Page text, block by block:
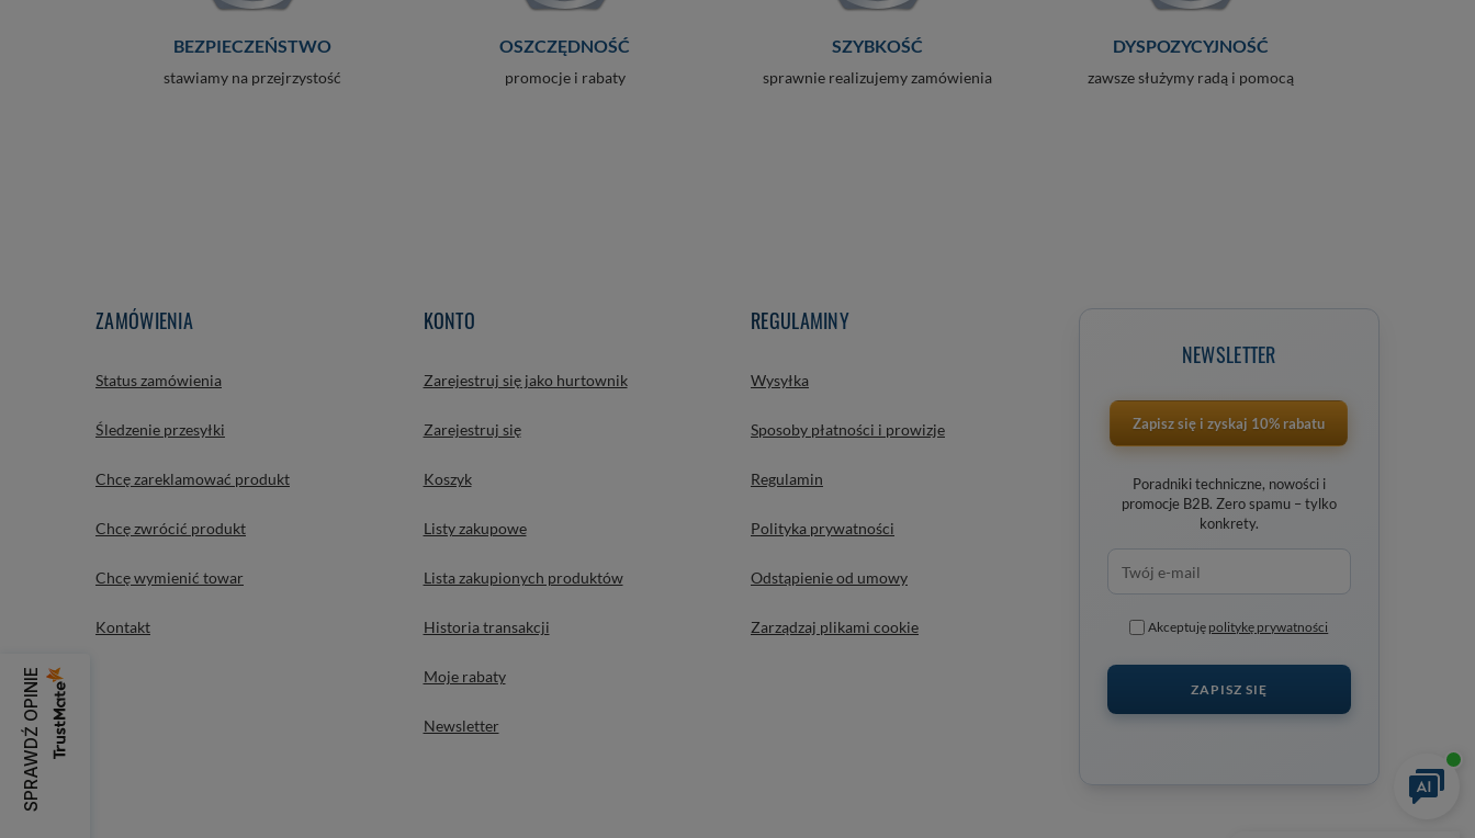
BEZPIECZEŃSTWO
stawiamy na przejrzystość
OSZCZĘDNOŚĆ
promocje i rabaty
SZYBKOŚĆ
sprawnie realizujemy zamówienia
DYSPOZYCYJNOŚĆ
zawsze służymy radą i pomocą
ZAMÓWIENIA
Status zamówienia
Śledzenie przesyłki
Chcę zareklamować produkt
Chcę zwrócić produkt
Chcę wymienić towar
Kontakt
KONTO
Zarejestruj się jako hurtownik
Zarejestruj się
Koszyk
Listy zakupowe
Lista zakupionych produktów
Historia transakcji
Moje rabaty
Newsletter
REGULAMINY
Wysyłka
Sposoby płatności i prowizje
Regulamin
Polityka prywatności
Odstąpienie od umowy
Zarządzaj plikami cookie
NEWSLETTER
Zapisz się i zyskaj 10% rabatu
Poradniki techniczne, nowości i
promocje B2B. Zero spamu – tylko
konkrety.
Akceptuję politykę prywatności
ZAPISZ SIĘ
SPRAWDŹ OPINIE